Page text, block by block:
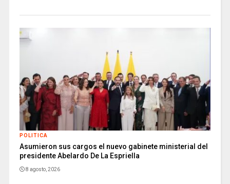
POLITICA
Asumieron sus cargos el nuevo gabinete ministerial del
presidente Abelardo De La Espriella
8 agosto, 2026